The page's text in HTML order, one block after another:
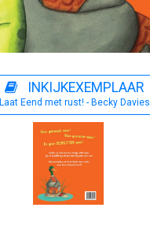
INKIJKEXEMPLAAR
Laat Eend met rust! - Becky Davies